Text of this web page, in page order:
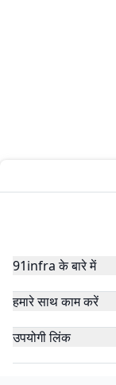
91infra के बारे में
हमारे साथ काम करें
उपयोगी लिंक